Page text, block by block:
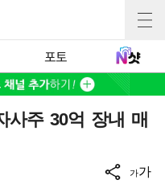
포토
사주 30억 장내 매
가가